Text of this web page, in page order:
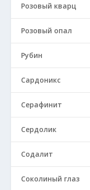
Розовый кварц
Розовый опал
Рубин
Сардоникс
Серафинит
Сердолик
Содалит
Соколиный глаз